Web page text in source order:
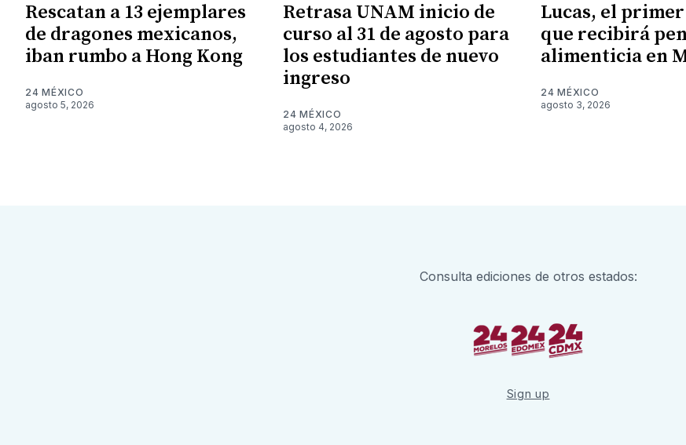
Rescatan a 13 ejemplares
de dragones mexicanos,
iban rumbo a Hong Kong
24 MÉXICO
agosto 5, 2026
Retrasa UNAM inicio de
curso al 31 de agosto para
los estudiantes de nuevo
ingreso
24 MÉXICO
agosto 4, 2026
Lucas, el
que recibirá
alimenticia en
24 MÉXICO
agosto 3, 2026
Consulta ediciones de otros estados:
Sign up